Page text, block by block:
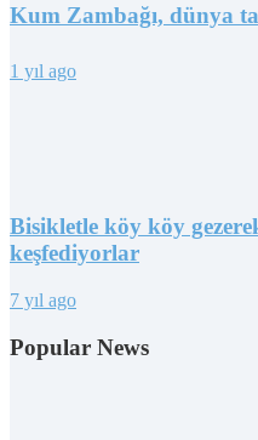
Kum Zambağı, dünya
1 yıl ago
Bisikletle köy köy
keşfediyorlar
7 yıl ago
Popular News